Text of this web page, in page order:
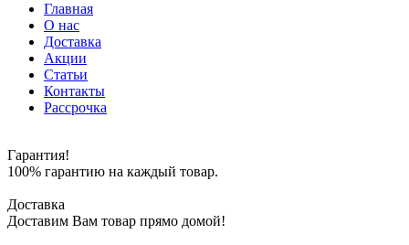
Главная
О нас
Доставка
Акции
Статьи
Контакты
Рассрочка
Гарантия!
100% гарантию на каждый товар.
Доставка
Доставим Вам товар прямо домой!